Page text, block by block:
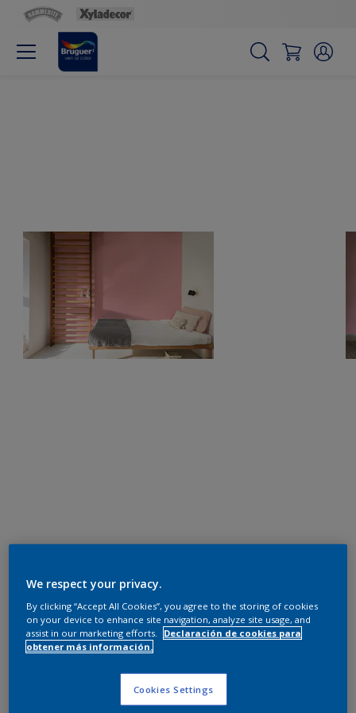
We respect your privacy.
By clicking “Accept All Cookies”, you agree to the storing of cookies
on your device to enhance site navigation, analyze site usage, and
assist in our marketing efforts.
Declaración de cookies para
obtener más información.
Cookies Settings